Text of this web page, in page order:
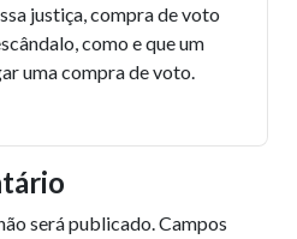
justiça, compra de voto
como e que um
uma compra de voto.
será publicado.Campos